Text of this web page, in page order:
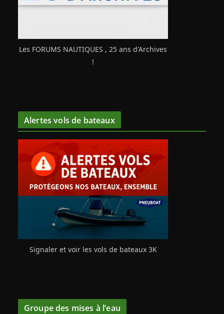
Les FORUMS NAUTIQUES , 25 ans d'Archives
!
Alertes vols de bateaux
Signaler et voir les vols de bateaux 3K
Groupe des mises à l’eau